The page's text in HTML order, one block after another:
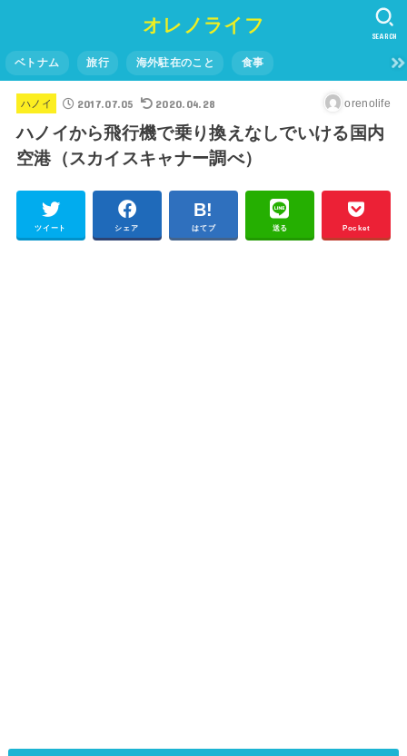
オレノライフ
ベトナム 旅行 海外駐在のこと 食事
SEARCH
ハノイ 2017.07.05 2020.04.28 orenolife
ハノイから飛行機で乗り換えなしでいける国内
空港（スカイスキャナー調べ）
ツイート シェア はてブ 送る Pocket